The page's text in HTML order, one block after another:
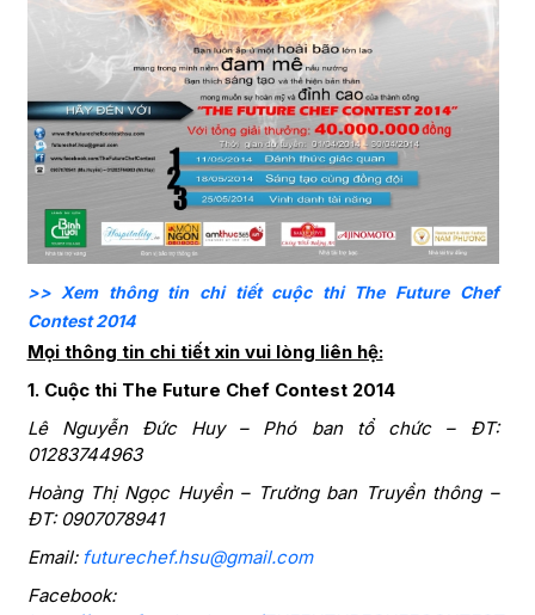
>> Xem thông tin chi tiết cuộc thi The Future Chef
Contest 2014
Mọi thông tin chi tiết xin vui lòng liên hệ:
1. Cuộc thi The Future Chef Contest 2014
Lê Nguyễn Đức Huy – Phó ban tổ chức – ĐT:
01283744963
Hoàng Thị Ngọc Huyền – Trưởng ban Truyền thông –
ĐT: 0907078941
Email: futurechef.hsu@gmail.com
Facebook: